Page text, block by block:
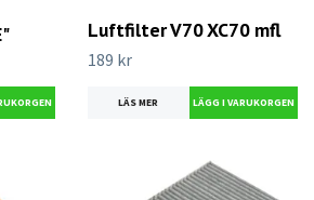
Luftfilter V70 XC70 mfl
189 kr
LÄS MER